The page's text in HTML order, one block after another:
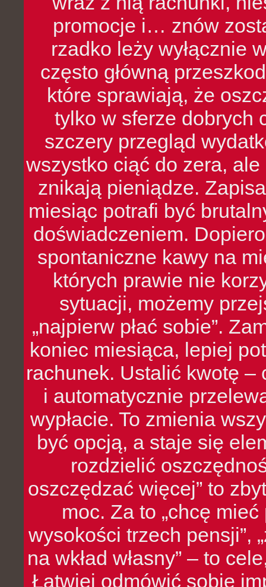
promocje i… znów
rzadko leży wyłącznie
często główną
które sprawiają, że
tylko w sferze dobrych
szczery przegląd
wszystko ciąć do zera,
znikają pieniądze.
miesiąc potrafi być
doświadczeniem.
spontaniczne kawy na
których prawie nie
sytuacji, możemy
„najpierw płać sobie”.
koniec miesiąca, lepiej
rachunek. Ustalić kwotę
i automatycznie
wypłacie. To zmienia
być opcją, a staje się
rozdzielić
oszczędzać więcej” to
moc. Za to „chcę
wysokości trzech pensji”,
na wkład własny” – to
Łatwiej odmówić sobie